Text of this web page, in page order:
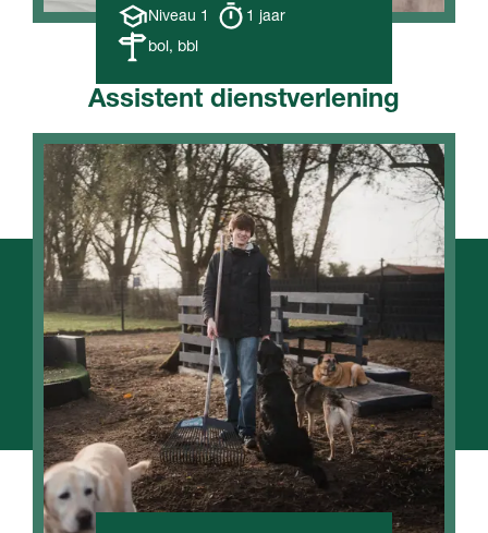
Opleiding
Niveau 1
Opleiding
duur
1 jaar
Leerweg
bol, bbl
Assistent dienstverlening